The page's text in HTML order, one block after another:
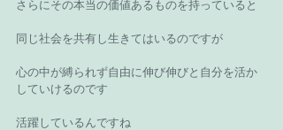
さらにその本当の価値あるものを持っていると
同じ社会を共有し生きてはいるのですが
心の中が縛られず自由に伸び伸びと自分を活か
していけるのです
活躍しているんですね